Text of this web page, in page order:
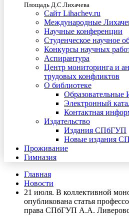
Площадь Д.С.Лихачева
Сайт Lihachev.ru
Международные
Научные конференции
Студенческое научное
Конкурсы научных
Аспирантура
Центр мониторинга и
трудовых конфликтов
О библиотеке
Образовательные
Электронный
Контактная
Издательство
Издания СПбГУП
Новые издания
Проживание
Гимназия
Главная
Новости
21 июля. В коллективной
опубликована статья
права СПбГУП А.А.